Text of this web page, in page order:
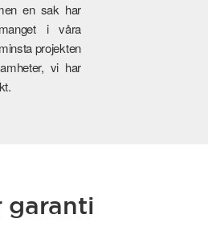
en sak har
i våra
projekten
vi har
garanti